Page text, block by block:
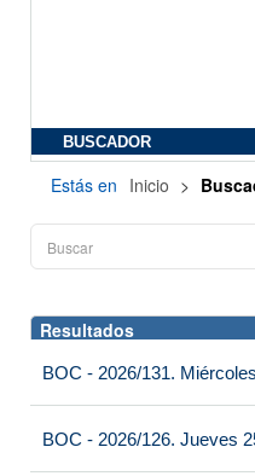
BUSCADOR
Estás en Inicio >
Resultados
BOC - 2026/131.
BOC - 2026/126. Jueves